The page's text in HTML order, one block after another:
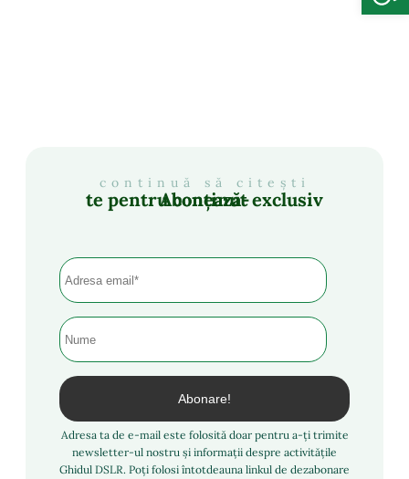
continuă să citești
Abonează-te pentru conținut exclusiv
Adresa ta de e-mail este folosită doar pentru a-ți trimite
newsletter-ul nostru și informații despre activitățile
Ghidul DSLR. Poți folosi întotdeauna linkul de dezabonare